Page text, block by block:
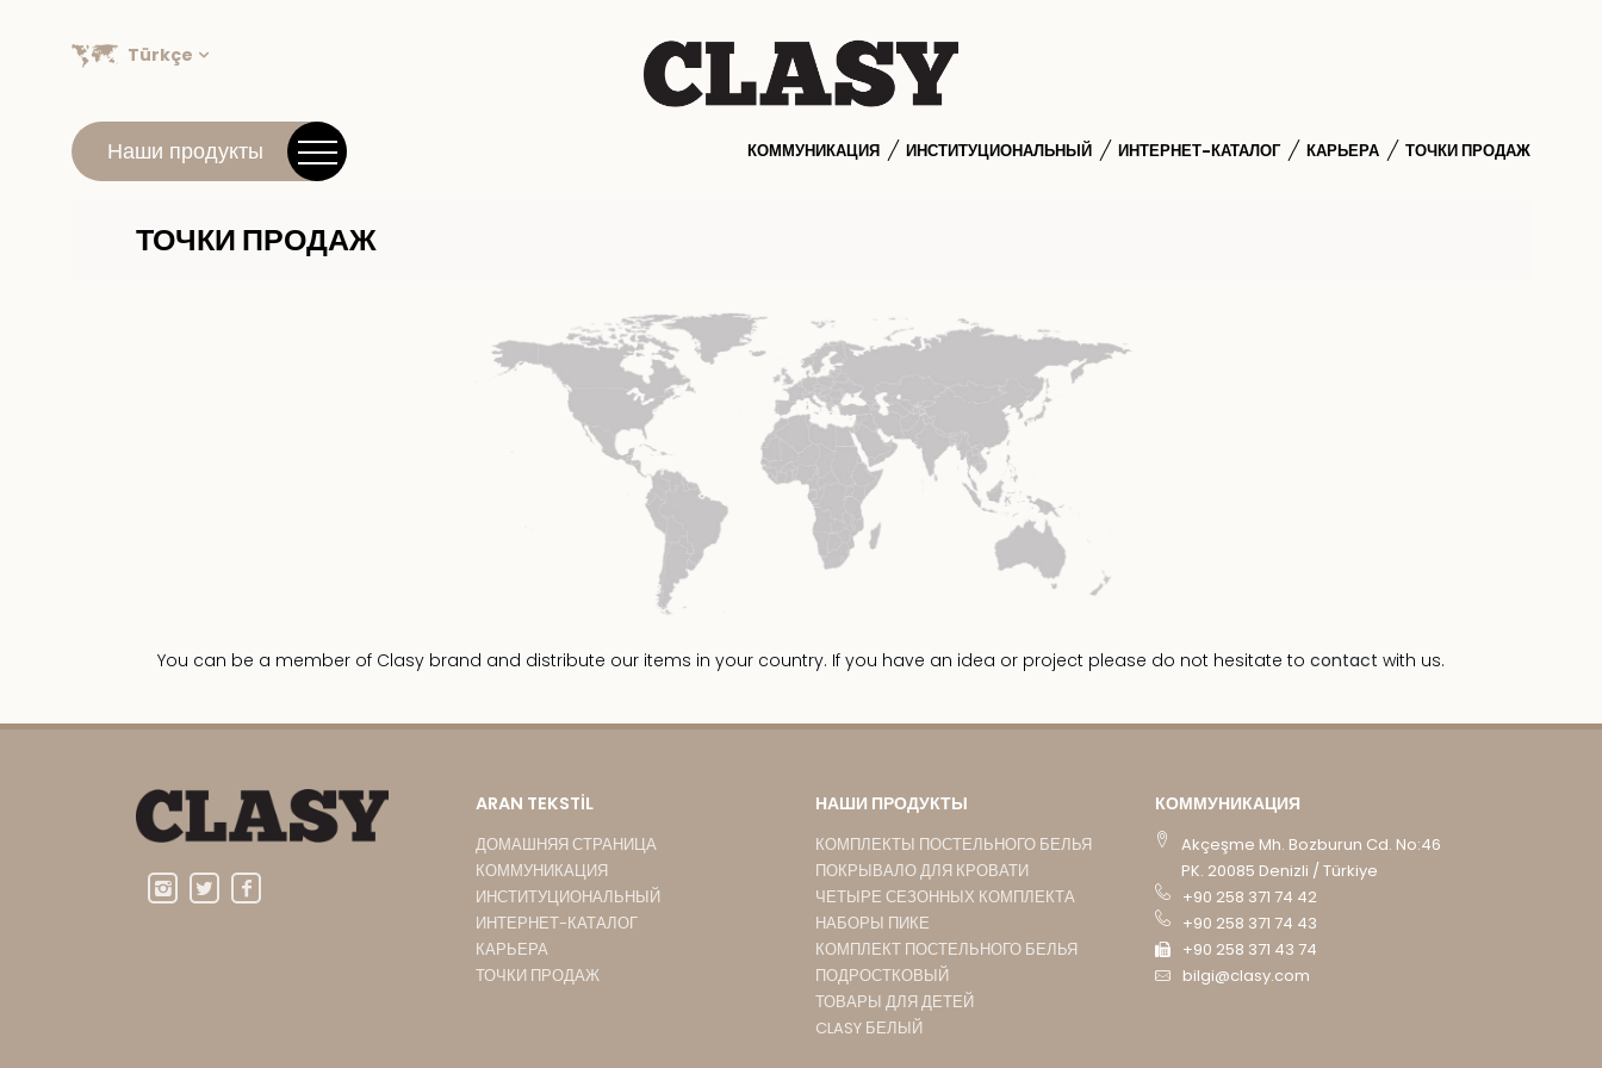
Türkçe
Наши продукты КОММУНИКАЦИЯ ИНСТИТУЦИОНАЛЬНЫЙ ИНТЕРНЕТ-КАТАЛОГ КАРЬЕРА ТОЧКИ ПРОДАЖ
ТОЧКИ ПРОДАЖ
You can be a member of Clasy brand and distribute our items in your country. If you have an idea or project please do not hesitate to contact with us.
ARAN TEKSTİL
ДОМАШНЯЯ СТРАНИЦА
КОММУНИКАЦИЯ
ИНСТИТУЦИОНАЛЬНЫЙ
ИНТЕРНЕТ-КАТАЛОГ
КАРЬЕРА
ТОЧКИ ПРОДАЖ
НАШИ ПРОДУКТЫ
КОМПЛЕКТЫ ПОСТЕЛЬНОГО БЕЛЬЯ
ПОКРЫВАЛО ДЛЯ КРОВАТИ
ЧЕТЫРЕ СЕЗОННЫХ КОМПЛЕКТА
НАБОРЫ ПИКЕ
КОМПЛЕКТ ПОСТЕЛЬНОГО БЕЛЬЯ
ПОДРОСТКОВЫЙ
ТОВАРЫ ДЛЯ ДЕТЕЙ
CLASY БЕЛЫЙ
КОММУНИКАЦИЯ
Akçeşme Mh. Bozburun Cd. No:46
PK. 20085 Denizli / Türkiye
+90 258 371 74 42
+90 258 371 74 43
+90 258 371 43 74
bilgi@clasy.com